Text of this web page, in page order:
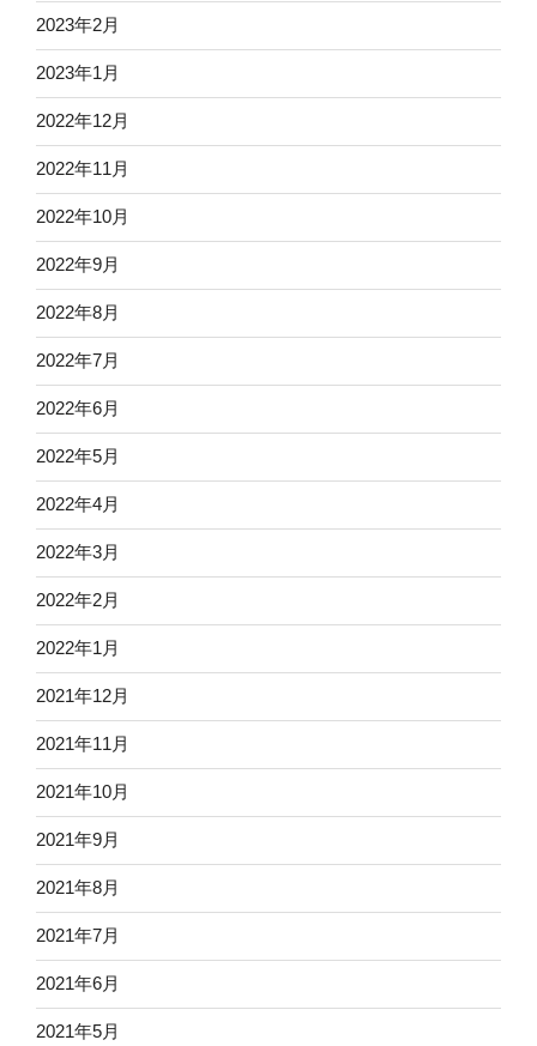
2023年2月
2023年1月
2022年12月
2022年11月
2022年10月
2022年9月
2022年8月
2022年7月
2022年6月
2022年5月
2022年4月
2022年3月
2022年2月
2022年1月
2021年12月
2021年11月
2021年10月
2021年9月
2021年8月
2021年7月
2021年6月
2021年5月